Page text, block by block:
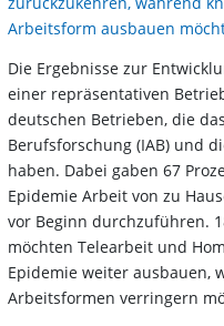
Arbeitsform ausbauen
Die Ergebnisse zur
einer repräsentativen
deutschen Betrieben, die
Berufsforschung (IAB) und
haben. Dabei gaben 67
Epidemie Arbeit von zu
vor Beginn durchzuführen.
möchten Telearbeit und
Epidemie weiter ausbauen,
Arbeitsformen verringern